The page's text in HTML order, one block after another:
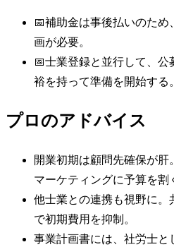
📅補助金は事後払いのため
画が必要。
📅士業登録と並行して、公
裕を持って準備を開始する。
プロのアドバイス
開業初期は顧問先確保が肝
マーケティングに予算を割
他士業との連携も視野に。
で初期費用を抑制。
事業計画書には、社労士